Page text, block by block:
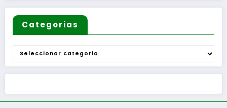
Categorias
Categorias